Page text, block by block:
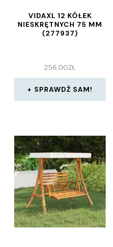
VIDAXL 12 KÓŁEK
NIESKRĘTNYCH 75 MM
(277937)
256,00ZŁ
SPRAWDŹ SAM!